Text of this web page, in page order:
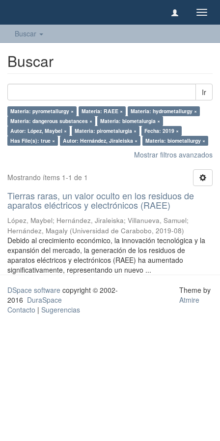
Buscar
Buscar
Ir
Materia: pyrometallurgy × Materia: RAEE ×
Materia: hydrometallurgy ×
Materia: dangerous substances ×
Materia: biometalurgia ×
Autor: López, Maybel ×
Materia: pirometalurgia ×
Fecha: 2019 ×
Has File(s): true ×
Autor: Hernández, Jiraleiska × Materia: biometallurgy ×
Mostrar filtros avanzados
Mostrando ítems 1-1 de 1
Tierras raras, un valor oculto en los residuos de
aparatos eléctricos y electrónicos (RAEE)
López, Maybel; Hernández, Jiraleiska; Villanueva, Samuel;
Hernández, Magaly (Universidad de Carabobo, 2019-08)
Debido al crecimiento económico, la innovación tecnológica y la
expansión del mercado, la generación de los residuos de
aparatos eléctricos y electrónicos (RAEE) ha aumentado
significativamente, representando un nuevo ...
DSpace software copyright © 2002-
2016 DuraSpace
Contacto | Sugerencias
Theme by
Atmire